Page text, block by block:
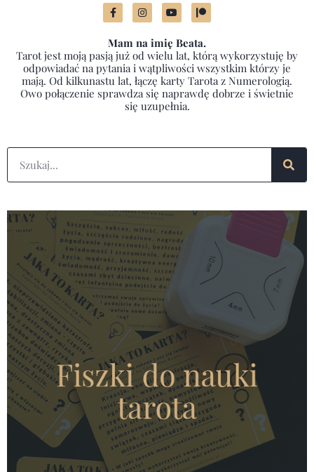
Mam na imię Beata.
Tarot jest moją pasją już od wielu lat, którą wykorzystuję by
odpowiadać na pytania i wątpliwości wszystkim którzy je
mają. Od kilkunastu lat, łączę karty Tarota z Numerologią.
Owo połączenie sprawdza się naprawdę dobrze i świetnie
się uzupełnia.